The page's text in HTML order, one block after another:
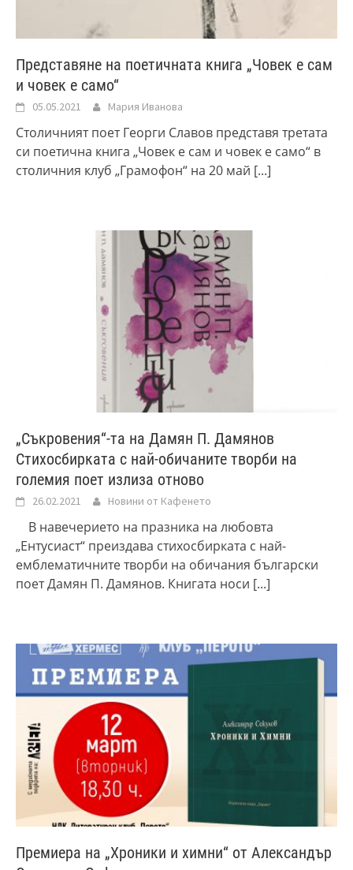
Представяне на поетичната книга „Човек е сам
и човек е само“
05.05.2021 Мария Иванова
Столичният поет Георги Славов представя третата
си поетична книга „Човек е сам и човек е само“ в
столичния клуб „Грамофон“ на 20 май [...]
„Съкровения“-та на Дамян П. Дамянов
Стихосбирката с най-обичаните творби на
големия поет излиза отново
26.02.2021 Новини от Кафенето
В навечерието на празника на любовта
„Ентусиаст“ преиздава стихосбирката с най-
емблематичните творби на обичания български
поет Дамян П. Дамянов. Книгата носи [...]
Премиера на „Хроники и химни“ от Александър